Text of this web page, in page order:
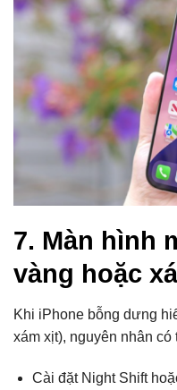
7. Màn hình
vàng hoặc
Khi iPhone bỗng dưng
xám xịt), nguyên nhân có
Cài đặt Night Shift